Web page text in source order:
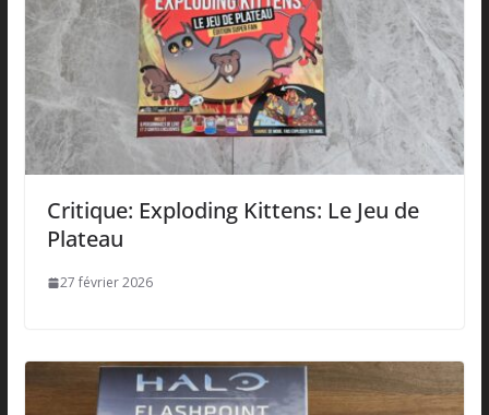
Critique: Exploding Kittens: Le Jeu de
Plateau
27 février 2026